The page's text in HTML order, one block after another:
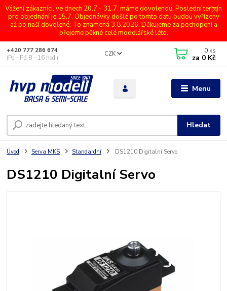
Vážení zákazníci, ve dnech 20.7 - 31.7. máme dovolenou. Poslední termín
pro objednání je 15.7. Objednávky došlé po tomto datu budou vyřízeny
až po naší dovolené. To znamená 3.8.2026. Děkujeme za pochopení a
přejeme pěkné celé modelářské léto.
Menu
CZK
Hledat
+420 777 286 674
(Po - Pá 8 - 16 hod.)
0 ks
za 0 Kč
Úvod Serva MKS Standardní DS1210 Digitalní Servo
DS1210 Digitalní Servo